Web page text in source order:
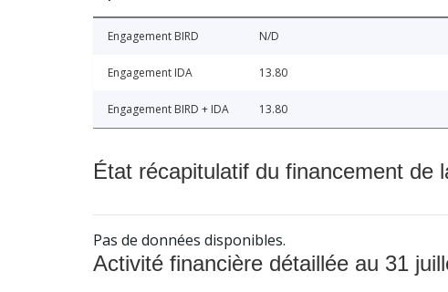
Engagement BIRD N/D
Engagement IDA 13.80
Engagement BIRD + IDA 13.80
État récapitulatif du financement de
Pas de données disponibles.
Activité financière détaillée au 31